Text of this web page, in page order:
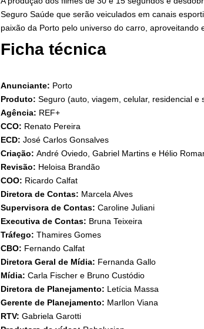
Seguro Saúde que serão veiculados em canais
paixão da Porto pelo universo do carro,
Ficha técnica
Anunciante: Porto
Produto: Seguro (auto, viagem, celular, residencial e
Agência: REF+
CCO: Renato Pereira
ECD: José Carlos Gonsalves
Criação: André Oviedo, Gabriel Martins e Hélio
Revisão: Heloisa Brandão
COO: Ricardo Calfat
Diretora de Contas: Marcela Alves
Supervisora de Contas: Caroline Juliani
Executiva de Contas: Bruna Teixeira
Tráfego: Thamires Gomes
CBO: Fernando Calfat
Diretora Geral de Mídia: Fernanda Gallo
Mídia: Carla Fischer e Bruno Custódio
Diretora de Planejamento: Letícia Massa
Gerente de Planejamento: Marllon Viana
RTV: Gabriela Garotti